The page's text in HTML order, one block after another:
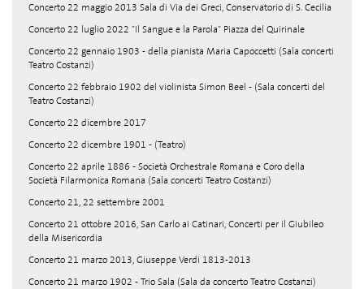
Concerto 22 maggio 2013 Sala di Via dei Greci, Conservatorio di S. Cecilia
Concerto 22 luglio 2022 "Il Sangue e la Parola" Piazza del Quirinale
Concerto 22 gennaio 1903 - della pianista Maria Capoccetti (Sala concerti
Teatro Costanzi)
Concerto 22 febbraio 1902 del violinista Simon Beel - (Sala concerti del
Teatro Costanzi)
Concerto 22 dicembre 2017
Concerto 22 dicembre 1901 - (Teatro)
Concerto 22 aprile 1886 - Società Orchestrale Romana e Coro della
Società Filarmonica Romana (Sala concerti Teatro Costanzi)
Concerto 21, 22 settembre 2001
Concerto 21 ottobre 2016, San Carlo ai Catinari, Concerti per il Giubileo
della Misericordia
Concerto 21 marzo 2013, Giuseppe Verdi 1813-2013
Concerto 21 marzo 1902 - Trio Sala (Sala da concerto Teatro Costanzi)